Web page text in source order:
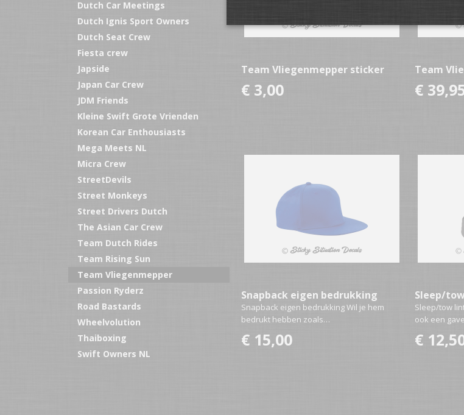
Dutch Car Meetings
Dutch Ignis Sport Owners
Dutch Seat Crew
Fiesta crew
Japside
Japan Car Crew
JDM Friends
Kleine Swift Grote Vrienden
Korean Car Enthousiasts
Mega Meets NL
Micra Crew
StreetDevils
Street Monkeys
Street Drivers Dutch
The Asian Car Crew
Team Dutch Rides
Team Rising Sun
Team Vliegenmepper
Passion Ryderz
Road Bastards
Wheelvolution
Thaiboxing
Swift Owners NL
Team Vliegenmepper sticker
€ 3,00
Team
€
Snapback eigen bedrukking
Snapback eigen bedrukking Wil je hem
bedrukt hebben zoals…
€ 15,00
Sleep/
Sleep/tow
ook een
€